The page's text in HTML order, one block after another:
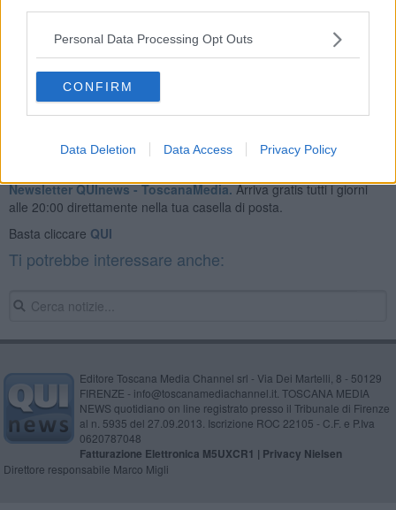
Personal Data Processing Opt Outs
CONFIRM
Data Deletion Data Access Privacy Policy
Newsletter QUInews - ToscanaMedia.Arriva gratis tutti i giorni
alle 20:00 direttamente nella tua casella di posta.
Basta cliccare QUI
Ti potrebbe interessare anche:
Editore Toscana Media Channel srl - Via Dei Martelli, 8 - 50129
FIRENZE - info@toscanamediachannel.it. TOSCANA MEDIA
NEWS quotidiano on line registrato presso il Tribunale di Firenze
al n. 5935 del 27.09.2013. Iscrizione ROC 22105 - C.F. e P.Iva
0620787048
Fatturazione Elettronica M5UXCR1 | Privacy Nielsen
Direttore responsabile Marco Migli